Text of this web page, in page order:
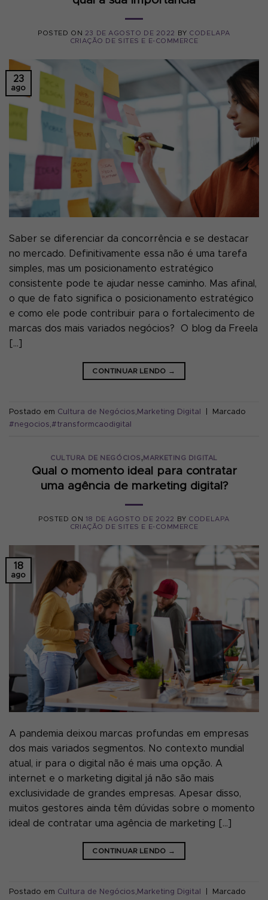
POSTED ON 23 DE AGOSTO DE 2022 BY CODELAPA
CRIAÇÃO DE SITES E E-COMMERCE
23
ago
Saber se diferenciar da concorrência e se destacar
no mercado. Definitivamente essa não é uma tarefa
simples, mas um posicionamento estratégico
consistente pode te ajudar nesse caminho. Mas afinal,
o que de fato significa o posicionamento estratégico
e como ele pode contribuir para o fortalecimento de
marcas dos mais variados negócios? O blog da Freela
[…]
CONTINUAR LENDO →
Postado em Cultura de Negócios, Marketing Digital
Marcado
#negocios,#transformcaodigital
CULTURA DE NEGÓCIOS ,MARKETING DIGITAL
Qual o momento ideal para contratar
uma agência de marketing digital?
POSTED ON 18 DE AGOSTO DE 2022 BY CODELAPA
CRIAÇÃO DE SITES E E-COMMERCE
18
ago
A pandemia deixou marcas profundas em empresas
dos mais variados segmentos. No contexto mundial
atual, ir para o digital não é mais uma opção. A
internet e o marketing digital já não são mais
exclusividade de grandes empresas. Apesar disso,
muitos gestores ainda têm dúvidas sobre o momento
ideal de contratar uma agência de marketing […]
CONTINUAR LENDO →
Postado em Cultura de Negócios, Marketing Digital
Marcado